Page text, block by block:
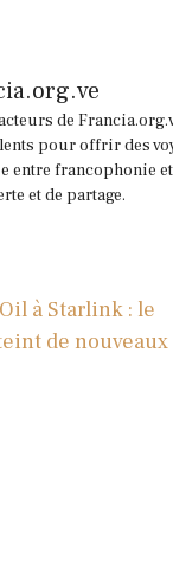
de
pour offrir des
entre francophonie
et de partage.
à Starlink : le
de nouveaux